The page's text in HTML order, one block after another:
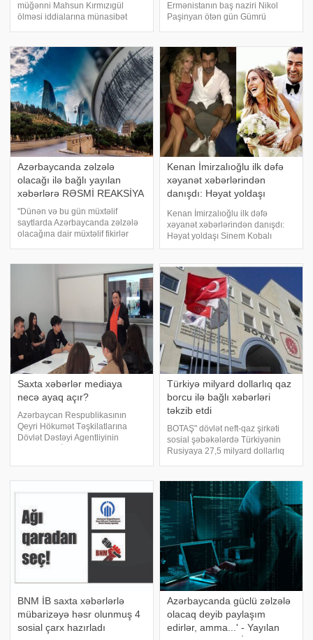
müğənni Mahsun Kırmızıgül
ölməsi iddialarına münasibət
sosial şəbəkədə yayılan ölüm
xəbərinə üsyan edib. Kırmızıgül
sosial media hesabındak
Ermənistanın baş naziri Nikol
Paşinyan ötən gün Gümrü
qrupunun iclasında iştirak edib.
Paşinyan 5 saat qapalı şəraitdə
öz partiya üzvlər
Azərbaycanda zəlzələ
olacağı ilə bağlı yayılan
xəbərlərə RƏSMİ REAKSİYA
"Dünən və bu gün müxtəlif
saytlarda Azərbaycanda zəlzələ
olacağına dair müxtəlif fikirlər
müraciətlər edilib. Məlumat üçün
bildirmək istəyirəm ki, bu
Kenan İmirzalıoğlu ilk dəfə
xəyanət xəbərlərindən
danışdı: Həyat yoldaşı
Sinem Kobalı aldadıb? -
FOTO
Kenan İmirzalıoğlu ilk dəfə
xəyanət xəbərlərindən danışdı:
Həyat yoldaşı Sinem Kobalı
aldadıb? - FOTO. Məşhur türkiyəli
mediada gündəmə gələn həyat
yoldaşı Sinem Kobalı aldatdığı
iddiaların
Saxta xəbərlər mediaya
necə ayaq açır?
Azərbaycan Respublikasının
Qeyri Hökumət Təşkilatlarına
Dövlət Dəstəyi Agentliyinin
"KİV-də və sosial şəbəkələrd
Türkiyə milyard dollarlıq qaz
borcu ilə bağlı xəbərləri
təkzib etdi
BOTAŞ" dövlət neft-qaz şirkəti
sosial şəbəkələrdə Türkiyənin
Rusiyaya 27,5 milyard dollarlıq
danışıqlar aparması ilə bağlı
yayılan xəbərləri təkzib edib.
xəbər veri
BNM İB saxta xəbərlərlə
mübarizəyə həsr olunmuş 4
sosial çarx hazırladı
Azərbaycanda güclü zəlzələ
olacaq deyib paylaşım
edirlər, amma...' - Yayılan